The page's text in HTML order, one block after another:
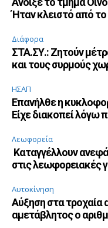
Ήταν κλειστό από
Διάφορα
ΣΤΑ.ΣΥ.: Ζητούν
και τους συρμούς
ΗΣΑΠ
Επανήλθε η
Είχε διακοπεί λόγω
Λεωφορεία
Καταγγέλλουν
στις λεωφορειακές
Αυτοκίνηση
Αύξηση στα τροχαία
αμετάβλητος ο